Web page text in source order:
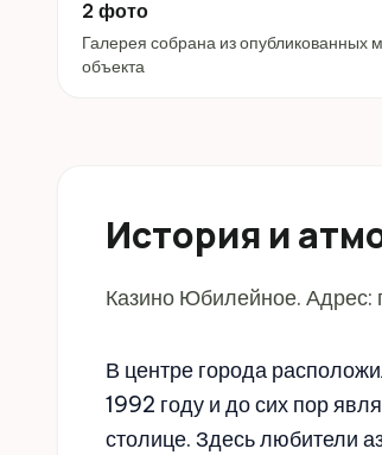
2 фото
Галерея собрана из опубликованных
объекта
История и
Казино Юбилейное. Адрес:
В центре города
1992 году и до сих пор
столице. Здесь любители